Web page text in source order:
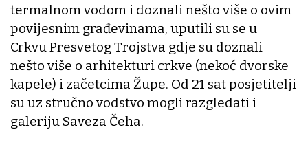
termalnom vodom i doznali nešto više o ovim
povijesnim građevinama, uputili su se u
Crkvu Presvetog Trojstva gdje su doznali
nešto više o arhitekturi crkve (nekoć dvorske
kapele) i začetcima Župe. Od 21 sat posjetitelji
su uz stručno vodstvo mogli razgledati i
galeriju Saveza Čeha.